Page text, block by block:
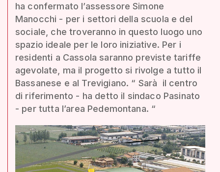
ha confermato l’assessore Simone
Manocchi - per i settori della scuola e del
sociale, che troveranno in questo luogo uno
spazio ideale per le loro iniziative. Per i
residenti a Cassola saranno previste tariffe
agevolate, ma il progetto si rivolge a tutto il
Bassanese e al Trevigiano. “ Sarà il centro
di riferimento - ha detto il sindaco Pasinato
- per tutta l’area Pedemontana. “